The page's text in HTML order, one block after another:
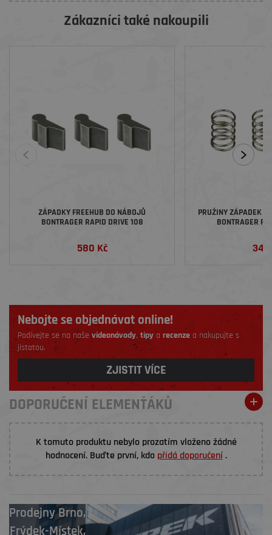
Zákazníci také nakoupili
ZÁPADKY FREEHUB DO NÁBOJŮ
BONTRAGER RAPID DRIVE 108
580 Kč
PRUŽINY ZÁPADEK
BONTRAGER
340
Nebojte se objednávat online!
Podívejte se na naše videonávody,tipy a recenzea nakupujte s
jistotou.
ZJISTIT VÍCE
DOPORUČENÍ ELEMENŤÁKŮ
K tomuto produktu nebylo prozatím vloženo žádné
hodnocení. Buďte první, kdo přidá doporučení.
ProdejnyBrno,
Frýdek-Místek,